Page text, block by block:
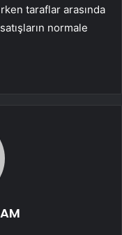
taraflar arasında
normale